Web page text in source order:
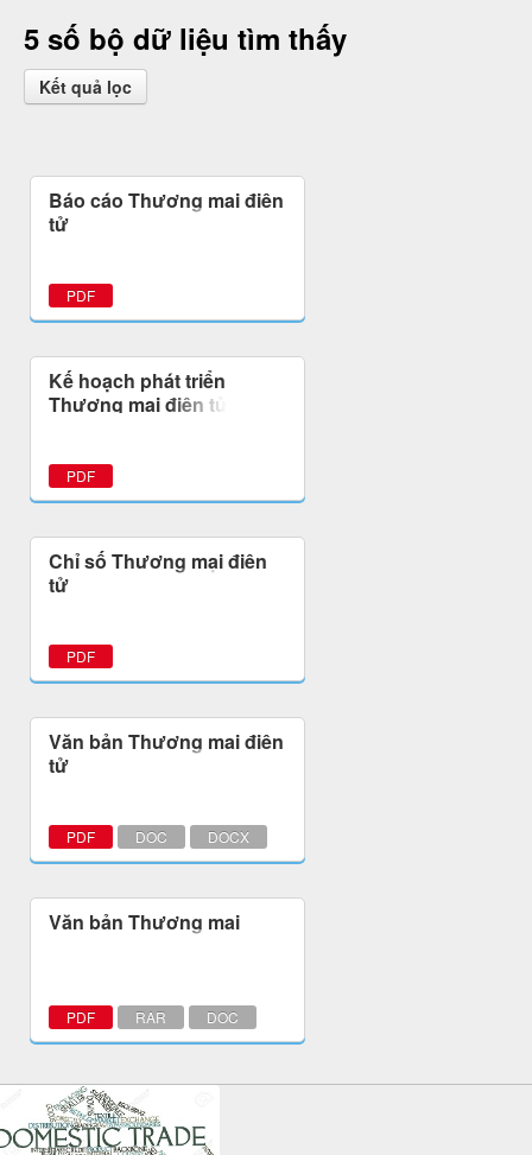
5 số bộ dữ liệu tìm thấy
Kết quả lọc
Báo cáo Thương mại điện
tử
PDF
Kế hoạch phát triển
Thương mại điện tử tỉnh
PDF
Chỉ số Thương mại điện
tử
PDF
Văn bản Thương mại điện
tử
PDF DOC DOCX
Văn bản Thương mại
PDF RAR DOC